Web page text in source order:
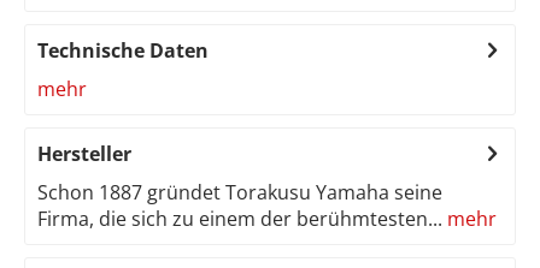
Technische Daten
mehr
Hersteller
Schon 1887 gründet Torakusu Yamaha seine
Firma, die sich zu einem der berühmtesten... mehr